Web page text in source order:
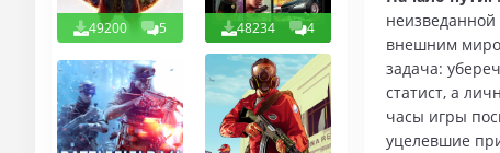
49200 5 48234 4
неизведанной
внешним
задача:
статист, а
часы игры
уцелевшие